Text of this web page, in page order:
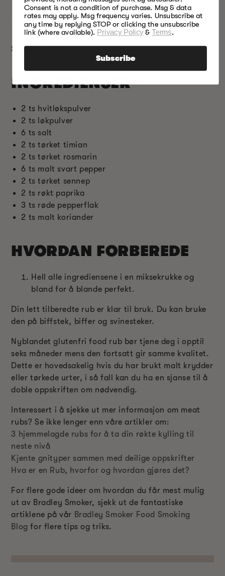
toppkrydder.
Røkt paprika - dette krydderet er vanligvis laget
av tørket, røkt og knust pimentopepper.
Servering:80 teskjeer
INGREDIENSER
2 ts hvitløkspulver
2 ts løkpulver
6 ts salt
2 ts tørket timian
2 ts tørket rosmarin
6 ts malt svart pepper
2 ts tørket sennep
2 ts røkt paprika
3 ts røde pepperflak
2 ts malt koriander
HVORDAN FORBEREDE
Hell alle ingrediensene i en miksekrukke og
bland for å blande perfekt.
Din lett tilberedte rub er klar til bruk. Du kan bruke
den på biffstek, biffer og svinesteker.
Nyblandet glutenfri food rub bør tjene deg i opptil
seks måneder mens den fortsatt gir samme kvalitet.
Dette er hovedsakelig hvis du har brukt malt krydder
eller tørkede urter, i så fall kan du ha en sjanse til å
doble oppskriften om nødvendig.
Interessert i å sjekke ut mer informasjon om meat
rubs? Se ikke lenger enn våre artikler om:
3 hjemmelagde rubs for å ta din røkte kylling til
neste nivå
Kjente gnityper sammen med deilige oppskrifter
Hva er en Rub, hvorfor og hvordan gjøres det?
For flere gode ideer om hvordan du får mest mulig
ut av Bradley Smoker, sjekk ut de fantastiske
artiklene på vår Bradley Smoker Food Smoking
Blog for flere tips og triks.
Consent is not a condition of purchase. Msg & data
rates may apply. Msg frequency varies. Unsubscribe at
any time by replying STOP or clicking the unsubscribe
link (where available). Privacy Policy&Terms.
Subscribe